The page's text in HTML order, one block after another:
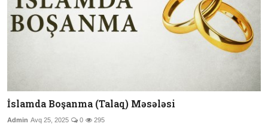
İslamda Boşanma (Talaq) Məsələsi
Admin Avq 25, 2025 0 295